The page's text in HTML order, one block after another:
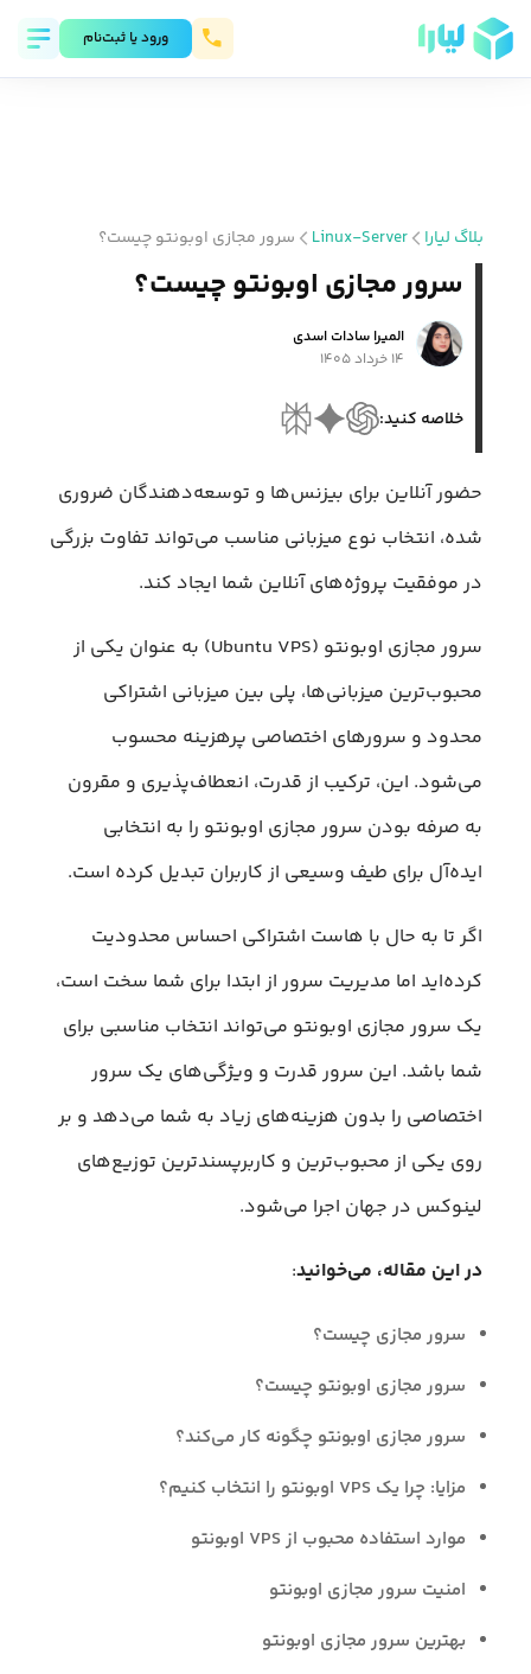
ورود يا ثبت‌نام
بلاگ لیارا Linux-Server سرور مجازی اوبونتو چیست؟
سرور مجازی اوبونتو چیست؟
المیرا سادات اسدی
۱۴ خرداد ۱۴۰۵
خلاصه کنید:
حضور آنلاین برای بیزنس‌ها و توسعه‌دهندگان ضروری
شده، انتخاب نوع میزبانی مناسب می‌تواند تفاوت بزرگی
در موفقیت پروژه‌های آنلاین شما ایجاد کند.
سرور مجازی اوبونتو (Ubuntu VPS) به عنوان یکی از
محبوب‌ترین میزبانی‌ها، پلی بین میزبانی اشتراکی
محدود و سرورهای اختصاصی پرهزینه محسوب
می‌شود. این، ترکیب از قدرت، انعطاف‌پذیری و مقرون
به صرفه بودن سرور مجازی اوبونتو را به انتخابی
ایده‌آل برای طیف وسیعی از کاربران تبدیل کرده است.
اگر تا به حال با هاست اشتراکی احساس محدودیت
کرده‌اید اما مدیریت سرور از ابتدا برای شما سخت است،
یک سرور مجازی اوبونتو می‌تواند انتخاب مناسبی برای
شما باشد. این سرور قدرت و ویژگی‌های یک سرور
اختصاصی را بدون هزینه‌های زیاد به شما می‌دهد و بر
روی یکی از محبوب‌ترین و کاربرپسندترین توزیع‌های
لینوکس در جهان اجرا می‌شود.
در این مقاله، می‌خوانید:
سرور مجازی چیست؟
سرور مجازی اوبونتو چیست؟
سرور مجازی اوبونتو چگونه کار می‌کند؟
مزایا: چرا یک VPS اوبونتو را انتخاب کنیم؟
موارد استفاده محبوب از VPS اوبونتو
امنیت سرور مجازی اوبونتو
بهترین سرور مجازی اوبونتو